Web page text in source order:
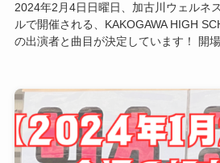
2024年2月4日日曜日、加古川ウェルネ
ルで開催される、KAKOGAWA HIGH
の出演者と曲目が決定しています！ 開